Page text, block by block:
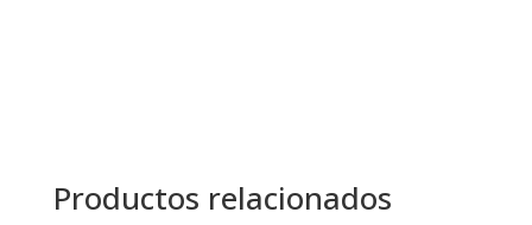
Productos relacionados